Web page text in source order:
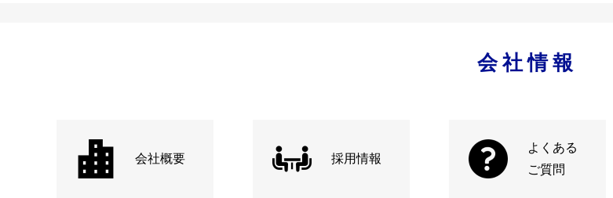
会社情報
会社概要 採用情報
よくある
ご質問